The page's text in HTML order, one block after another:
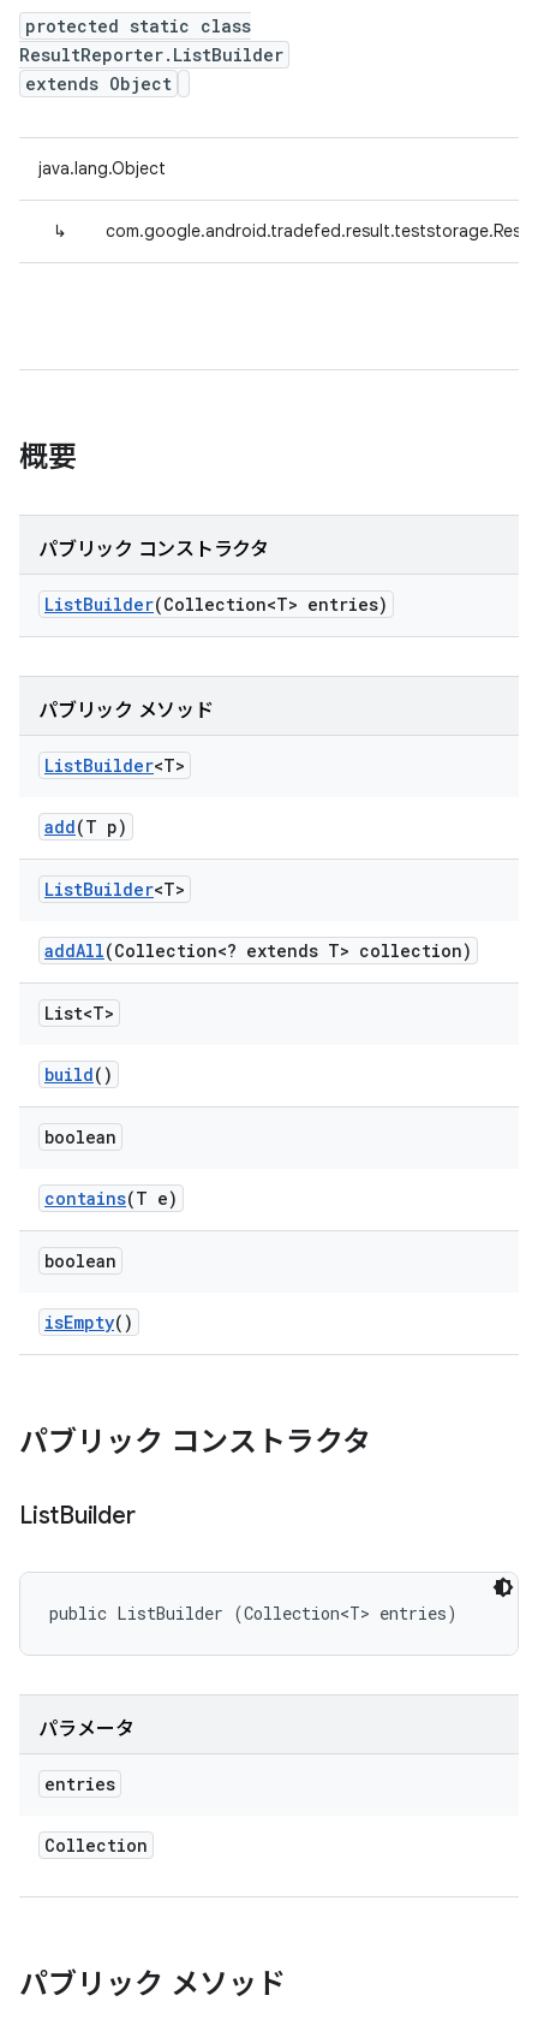
protected static class
ResultReporter.ListBuilder
extends Object
java.lang.Object
↳
概要
パブリック コンストラクタ
ListBuilder(Collection<T> entries)
パブリック メソッド
ListBuilder<T>
add(T p)
ListBuilder<T>
addAll(Collection<? extends T> collection)
List<T>
build()
boolean
contains(T e)
boolean
isEmpty()
パブリック コンストラクタ
ListBuilder
public ListBuilder (Collection<T> entries)
パラメータ
entries
Collection
パブリック メソッド